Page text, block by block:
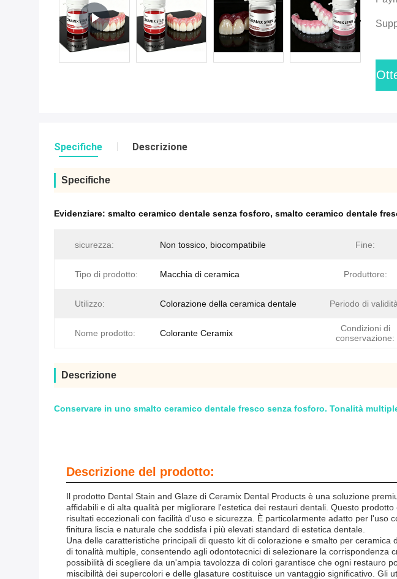
Specifiche Descrizione
Specifiche
Evidenziare: smalto ceramico dentale senza fosforo, smalto ceramico dentale
sicurezza: Non tossico, biocompatibile Fine:
Tipo di prodotto: Macchia di ceramica Produttore:
Utilizzo: Colorazione della ceramica dentale Periodo di
Nome prodotto: Colorante Ceramix
Condizioni di
conservazione:
Descrizione
Conservare in uno smalto ceramico dentale fresco senza fosforo. Tonalità
Descrizione del prodotto:
Il prodotto Dental Stain and Glaze di Ceramix Dental Products è una soluzione
affidabili e di alta qualità per migliorare l'estetica dei restauri dentali. Questo
risultati eccezionali con facilità d'uso e sicurezza. È particolarmente adatto per
finitura liscia e naturale che soddisfa i più elevati standard di estetica dentale.
Una delle caratteristiche principali di questo kit di colorazione e smalto per
di tonalità multiple, consentendo agli odontotecnici di selezionare la
possibilità di scegliere da un'ampia tavolozza di colori garantisce che ogni restauro
miscibilità dei supercolori e delle glasature costituisce un vantaggio significativo.